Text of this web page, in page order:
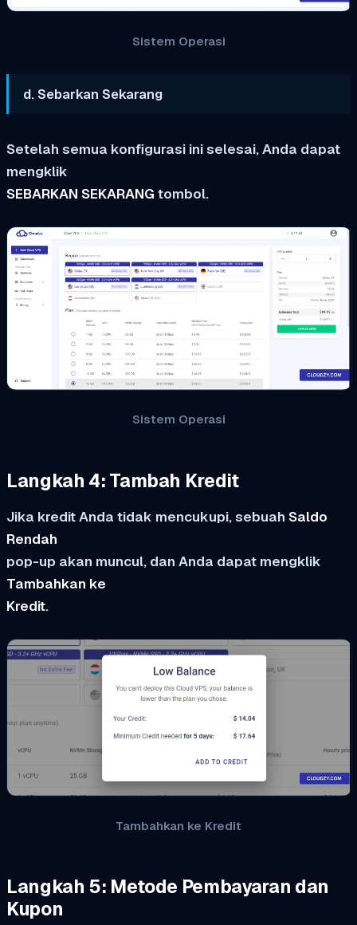
Sistem Operasi
d. Sebarkan Sekarang
Setelah semua konfigurasi ini selesai, Anda dapat
mengklik
SEBARKAN SEKARANG tombol.
Sistem Operasi
Langkah 4: Tambah Kredit
Jika kredit Anda tidak mencukupi, sebuah Saldo
Rendah
pop-up akan muncul, dan Anda dapat mengklik
Tambahkan ke
Kredit.
Tambahkan ke Kredit
Langkah 5: Metode Pembayaran dan
Kupon